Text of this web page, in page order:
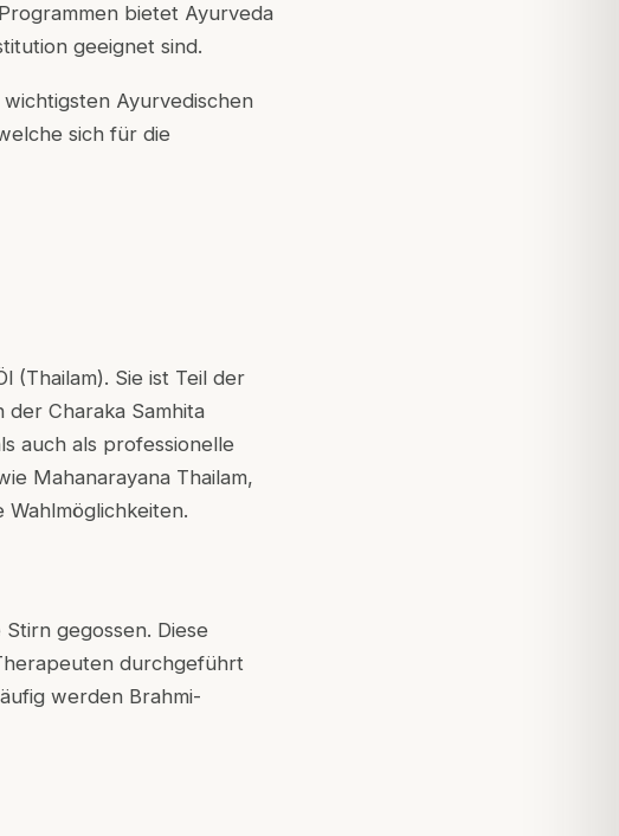
bietet Ayurveda
geeignet sind.
Ayurvedischen
sich für die
(Thailam). Sie ist Teil der
Charaka Samhita
auch als professionelle
Mahanarayana Thailam,
Wahlmöglichkeiten.
gegossen. Diese
durchgeführt
werden Brahmi-